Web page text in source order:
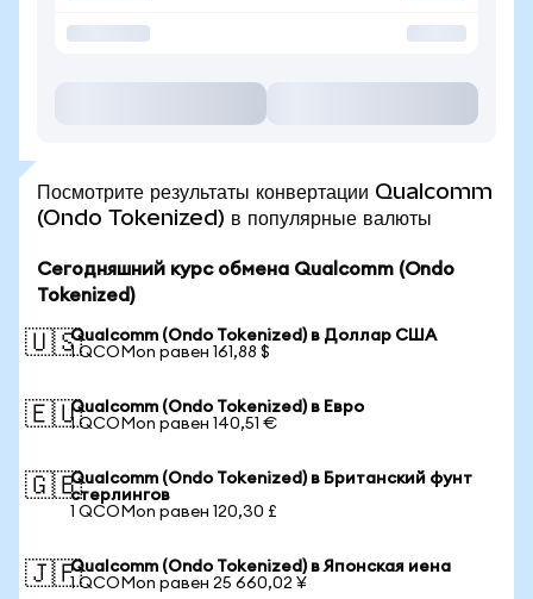
Посмотрите результаты конвертации Qualcomm
(Ondo Tokenized) в популярные валюты
Сегодняшний курс обмена Qualcomm (Ondo
Tokenized)
🇺🇸Qualcomm (Ondo Tokenized) в Доллар США
1 QCOMon равен 161,88 $
🇪🇺Qualcomm (Ondo Tokenized) в Евро
1 QCOMon равен 140,51 €
🇬🇧Qualcomm (Ondo Tokenized) в Британский фунт
стерлингов
1 QCOMon равен 120,30 £
🇯🇵Qualcomm (Ondo Tokenized) в Японская иена
1 QCOMon равен 25 660,02 ¥